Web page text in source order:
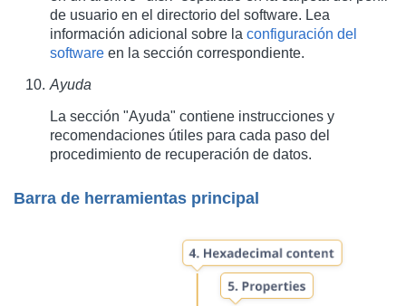
de usuario en el directorio del software. Lea
información adicional sobre la configuración del
software en la sección correspondiente.
Ayuda
La sección "Ayuda" contiene instrucciones y
recomendaciones útiles para cada paso del
procedimiento de recuperación de datos.
Barra de herramientas principal